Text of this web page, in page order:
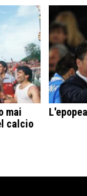
mai
calcio